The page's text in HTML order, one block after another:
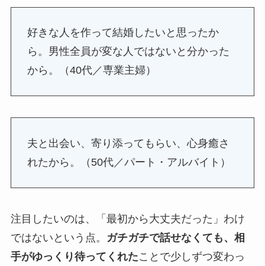
好きな人を作って結婚したいと思ったか
ら。男性全員が変な人ではないと分かった
から。（40代／専業主婦）
夫と出会い、寄り添ってもらい、心身癒さ
れたから。（50代／パート・アルバイト）
注目したいのは、「最初から大丈夫だった」わけ
ではないという点。
ガチガチで話せなくても、相
手がゆっくり待ってくれたことで少しずつ変わっ